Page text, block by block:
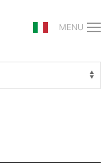
MENU